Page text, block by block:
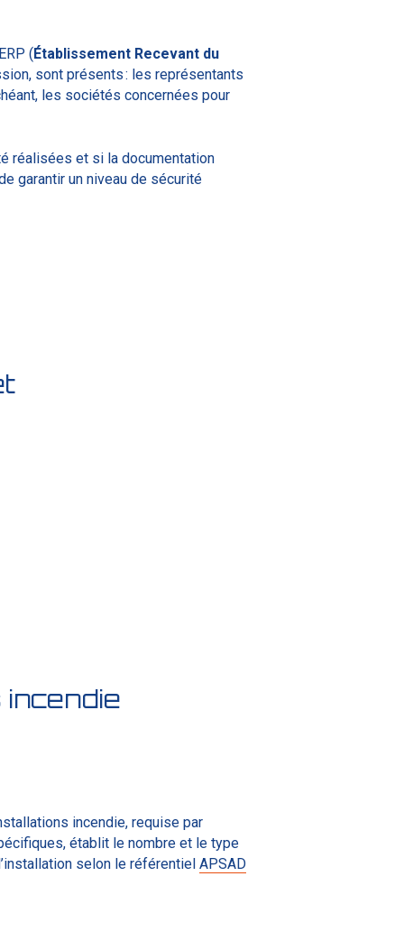
(Établissement Recevant du
sont présents : les représentants
les sociétés concernées pour
réalisées et si la documentation
garantir un niveau de sécurité
incendie, requise par
établit le nombre et le type
selon le référentiel APSAD